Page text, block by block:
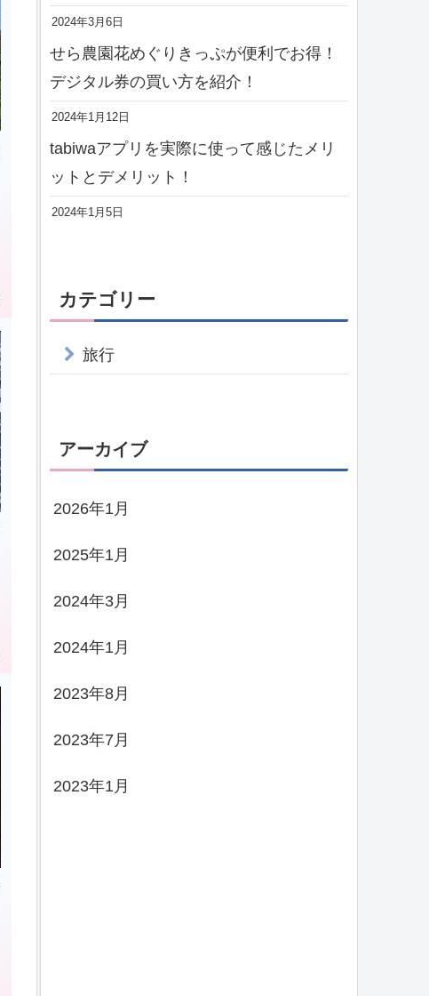
2024年3月6日
せら農園花めぐりきっぷが便利でお得！
デジタル券の買い方を紹介！
2024年1月12日
tabiwaアプリを実際に使って感じたメリ
ットとデメリット！
2024年1月5日
カテゴリー
旅行
アーカイブ
2026年1月
2025年1月
2024年3月
2024年1月
2023年8月
2023年7月
2023年1月